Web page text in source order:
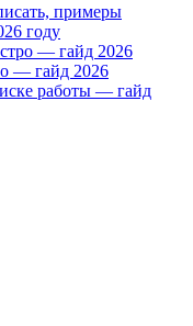
примеры
году
— гайд 2026
— гайд 2026
работы — гайд